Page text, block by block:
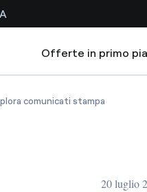
Offerte in primo
comunicati stampa
20 luglio